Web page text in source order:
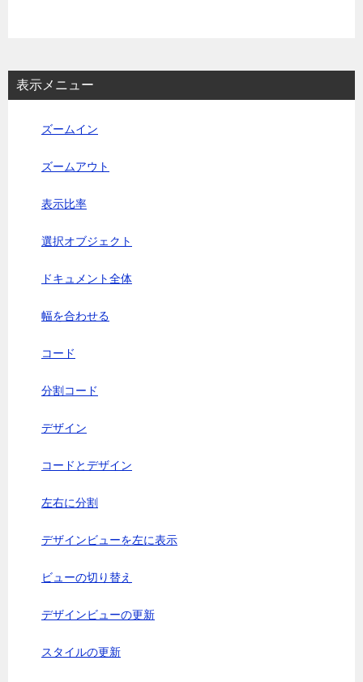
表示メニュー
ズームイン
ズームアウト
表示比率
選択オブジェクト
ドキュメント全体
幅を合わせる
コード
分割コード
デザイン
コードとデザイン
左右に分割
デザインビューを左に表示
ビューの切り替え
デザインビューの更新
スタイルの更新